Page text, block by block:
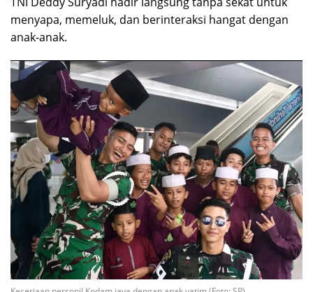
menyapa, memeluk, dan berinteraksi hangat dengan
anak-anak.